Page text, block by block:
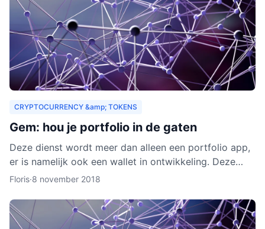
CRYPTOCURRENCY &amp; TOKENS
Gem: hou je portfolio in de gaten
Deze dienst wordt meer dan alleen een portfolio app,
er is namelijk ook een wallet in ontwikkeling. Deze
wallet gaat verschillende cryptocurrencies en token
Floris·8 november 2018